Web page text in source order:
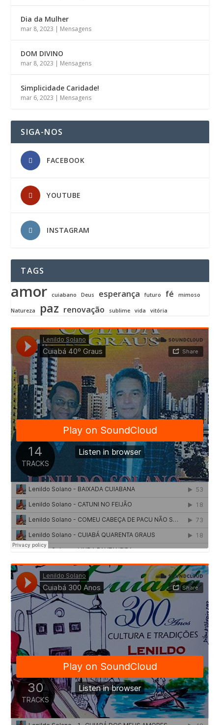
Dia da Mulher
mar 8, 2023 | Mensagens
DOM DIVINO
mar 8, 2023 | Mensagens
Simplicidade Caridade!
mar 6, 2023 | Mensagens
SIGA-NOS
FACEBOOK
YOUTUBE
INSTAGRAM
TAGS
amor cuiabano Deus esperança futuro fé mimoso
Natureza paz renovação sublime vida vitória